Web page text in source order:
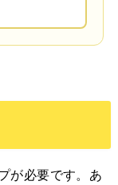
が必要です。あ